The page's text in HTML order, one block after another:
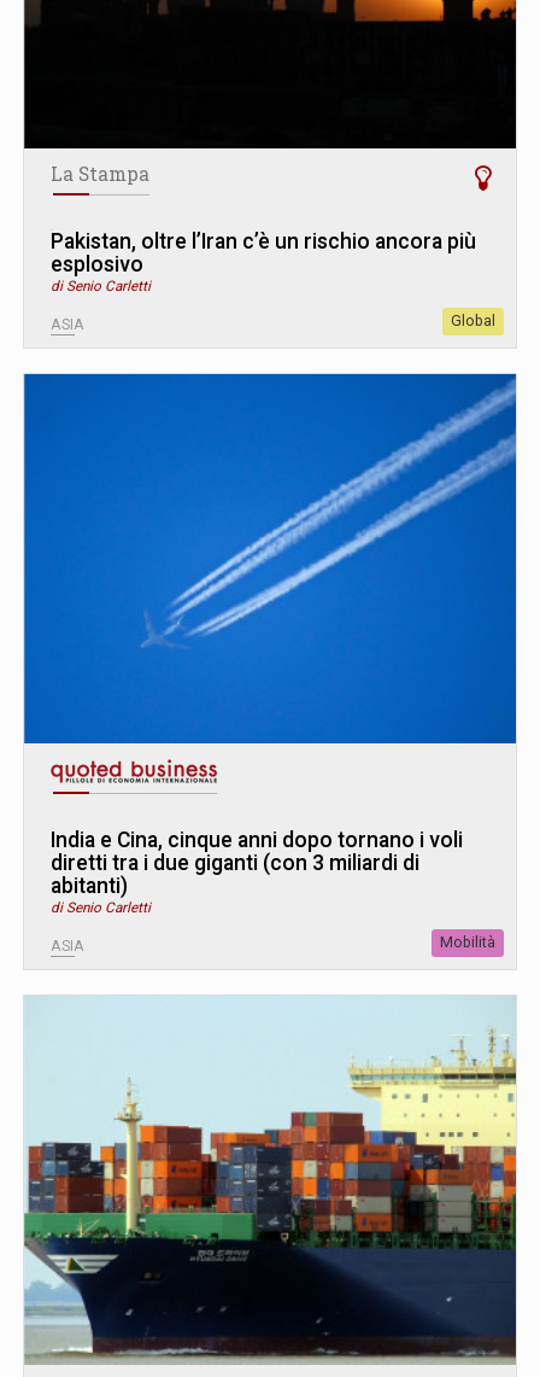
La Stampa
Pakistan, oltre l’Iran c’è un rischio ancora più
esplosivo
di Senio Carletti
ASIA Global
India e Cina, cinque anni dopo tornano i voli
diretti tra i due giganti (con 3 miliardi di
abitanti)
di Senio Carletti
ASIA Mobilità